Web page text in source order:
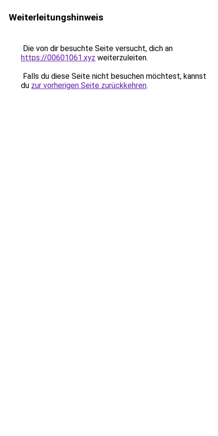
Weiterleitungshinweis
Die von dir besuchte Seite versucht, dich an
https://00601061.xyz weiterzuleiten.
Falls du diese Seite nicht besuchen möchtest, kannst
du zur vorherigen Seite zurückkehren.